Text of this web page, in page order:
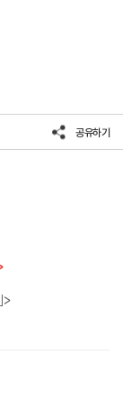
공유하기